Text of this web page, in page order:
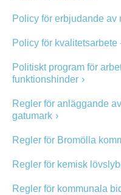
Policy för erbjudande
Policy för
Politiskt program för
funktionshinder
Regler för anläggande
gatumark
Regler för Bromölla
Regler för kemisk
Regler för kommunala